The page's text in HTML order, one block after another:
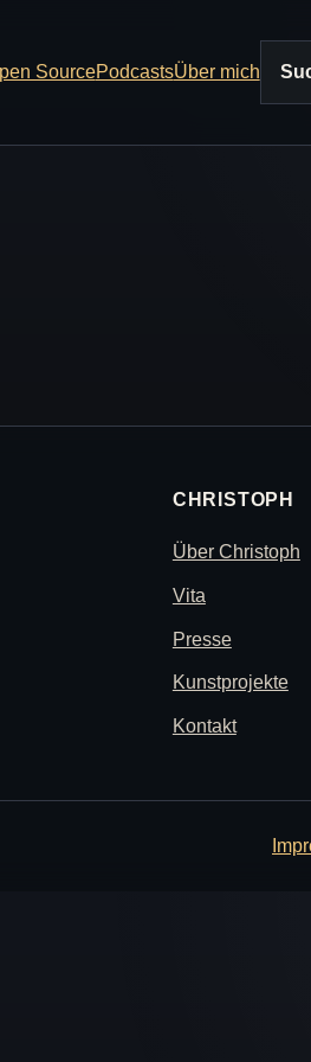
SourcePodcastsÜber mich
CHRISTOPH
Über Christoph
Vita
Presse
Kunstprojekte
Kontakt